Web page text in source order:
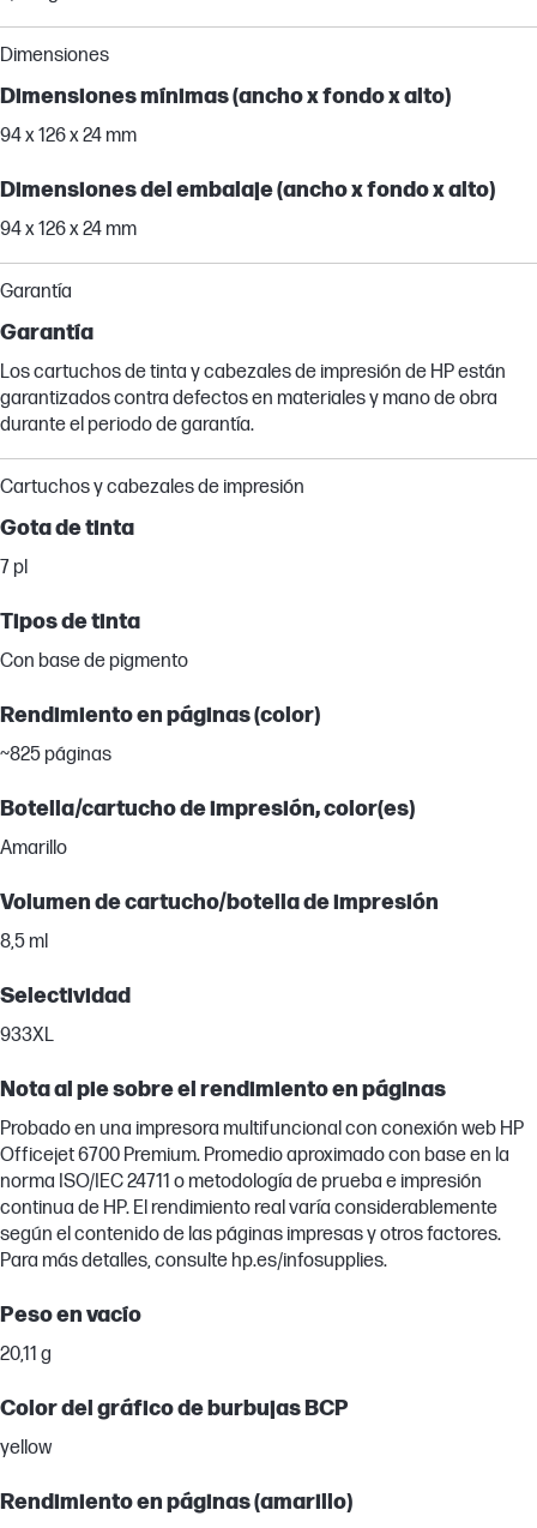
Dimensiones
Dimensiones mínimas (ancho x fondo x alto)
94 x 126 x 24 mm
Dimensiones del embalaje (ancho x fondo x alto)
94 x 126 x 24 mm
Garantía
Garantía
Los cartuchos de tinta y cabezales de impresión de HP están
garantizados contra defectos en materiales y mano de obra
durante el periodo de garantía.
Cartuchos y cabezales de impresión
Gota de tinta
7 pl
Tipos de tinta
Con base de pigmento
Rendimiento en páginas (color)
~825 páginas
Botella/cartucho de impresión, color(es)
Amarillo
Volumen de cartucho/botella de impresión
8,5 ml
Selectividad
933XL
Nota al pie sobre el rendimiento en páginas
Probado en una impresora multifuncional con conexión web HP
Officejet 6700 Premium. Promedio aproximado con base en la
norma ISO/IEC 24711 o metodología de prueba e impresión
continua de HP. El rendimiento real varía considerablemente
según el contenido de las páginas impresas y otros factores.
Para más detalles, consulte hp.es/infosupplies.
Peso en vacío
20,11 g
Color del gráfico de burbujas BCP
yellow
Rendimiento en páginas (amarillo)